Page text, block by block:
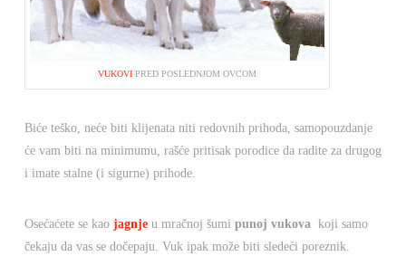
VUKOVIPRED POSLEDNJOM OVCOM
Biće teško, neće biti klijenata niti redovnih prihoda, samopouzdanje
će vam biti na minimumu, rašće pritisak porodice da radite za drugog
i imate stalne (i sigurne) prihode.
Osećaćete se kao jagnjeu mračnoj šumi punoj vukova koji samo
čekaju da vas se dočepaju. Vuk ipak može biti sledeći poreznik.